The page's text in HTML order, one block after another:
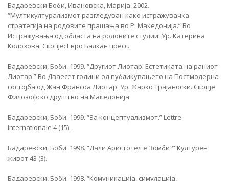
Бадаревски Боби, Ивановска, Марија. 2002.
“Мултикултурализмот разгледуван како истражувачка
стратегија на родовите прашања во Р. Македонија.” Во
Истражувања од областа на родовите студии. Ур. Катерина
Колозова. Скопје: Евро Балкан пресс.
Бадаревски, Боби. 1999. “Другиот Лиотар: Естетиката на раниот
Лиотар.” Во Дваесет години од публикувањето на Постмодерна
состојба од Жан Франсоа Лиотар. Ур. Жарко Трајаноски. Скопје:
Филозофско друштво на Македонија.
Бадаревски, Боби. 1999. “За концептуализмот.” Lettre
Internationale 4 (15).
Бадаревски, Боби. 1998. “Дали Аристотел е Зомби?” Културен
живот 43 (3).
Бадаревски, Боби. 1998. “Комуникација, симулација,